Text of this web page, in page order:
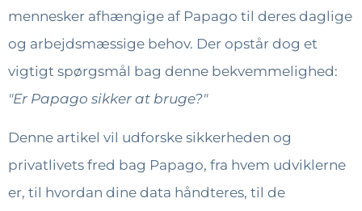
mennesker afhængige af Papago til deres daglige
og arbejdsmæssige behov. Der opstår dog et
vigtigt spørgsmål bag denne bekvemmelighed:
"Er Papago sikker at bruge?"
Denne artikel vil udforske sikkerheden og
privatlivets fred bag Papago, fra hvem udviklerne
er, til hvordan dine data håndteres, til de